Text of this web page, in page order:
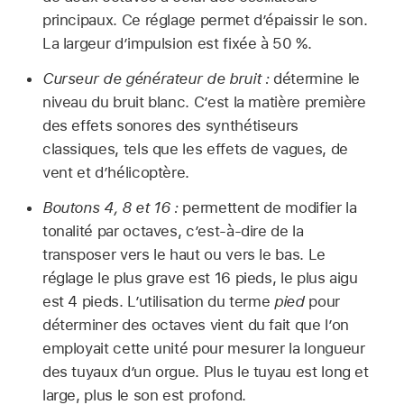
principaux. Ce réglage permet d’épaissir le son.
La largeur d’impulsion est fixée à 50 %.
Curseur de générateur de bruit :détermine le
niveau du bruit blanc. C’est la matière première
des effets sonores des synthétiseurs
classiques, tels que les effets de vagues, de
vent et d’hélicoptère.
Boutons 4, 8 et 16 :permettent de modifier la
tonalité par octaves, c’est-à-dire de la
transposer vers le haut ou vers le bas. Le
réglage le plus grave est 16 pieds, le plus aigu
est 4 pieds. L’utilisation du terme piedpour
déterminer des octaves vient du fait que l’on
employait cette unité pour mesurer la longueur
des tuyaux d’un orgue. Plus le tuyau est long et
large, plus le son est profond.